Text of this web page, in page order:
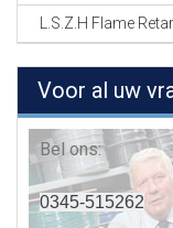
L.S.Z.H Flame
Voor al uw
Bel ons:
0345-515262